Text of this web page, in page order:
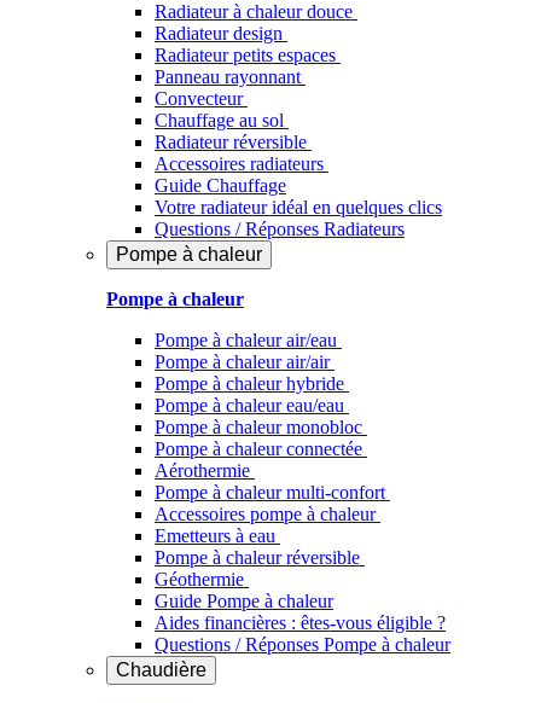
Radiateur à chaleur douce
Radiateur design
Radiateur petits espaces
Panneau rayonnant
Convecteur
Chauffage au sol
Radiateur réversible
Accessoires radiateurs
Guide Chauffage
Votre radiateur idéal en quelques clics
Questions / Réponses Radiateurs
Pompe à chaleur
Pompe à chaleur
Pompe à chaleur air/eau
Pompe à chaleur air/air
Pompe à chaleur hybride
Pompe à chaleur​ eau/eau
Pompe à chaleur monobloc
Pompe à chaleur connectée
Aérothermie
Pompe à chaleur multi-confort
Accessoires pompe à chaleur
Emetteurs à eau
Pompe à chaleur réversible
Géothermie
Guide Pompe à chaleur
Aides financières : êtes-vous éligible ?
Questions / Réponses Pompe à chaleur
Chaudière